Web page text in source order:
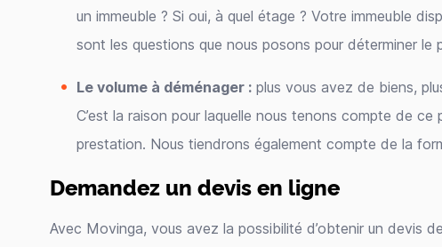
un immeuble ? Si oui, à quel étage ? Votre immeuble
sont les questions que nous posons pour déterminer le
Le volume à déménager : plus vous avez de biens,
C’est la raison pour laquelle nous tenons compte de
prestation. Nous tiendrons également compte de la
Demandez un devis en ligne
Avec Movinga, vous avez la possibilité d’obtenir un devis